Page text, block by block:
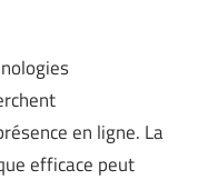
en ligne. La
efficace peut